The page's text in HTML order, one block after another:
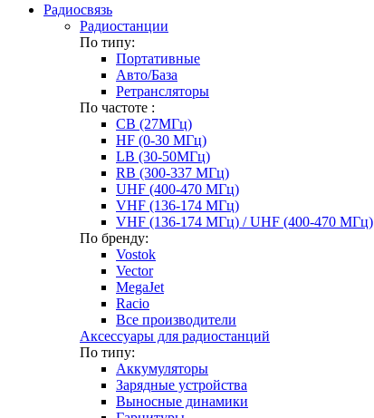
Радиосвязь
Радиостанции
По типу:
Портативные
Авто/База
Ретрансляторы
По частоте :
CB (27МГц)
HF (0-30 МГц)
LB (30-50МГц)
RB (300-337 МГц)
UHF (400-470 МГц)
VHF (136-174 МГц)
VHF (136-174 МГц) / UHF (400-470 МГц)
По бренду:
Vostok
Vector
MegaJet
Racio
Все производители
Аксессуары для радиостанций
По типу:
Аккумуляторы
Зарядные устройства
Выносные динамики